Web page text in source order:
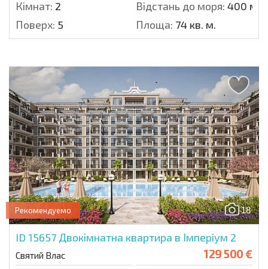
Кімнат: 2 Відстань до моря: 400 м.
Поверх: 5 Площа: 74 кв. м.
18
Рекомендуемо
ID 15657 Двокімнатна квартира в Імперіум 2
Святий Влас 129 500 €